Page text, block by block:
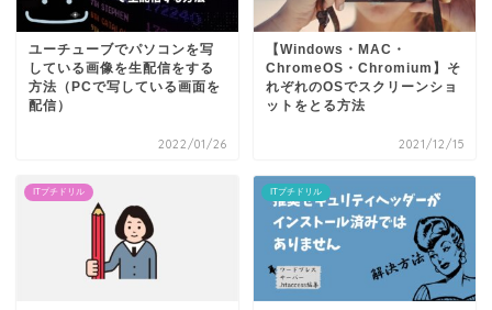
ユーチューブでパソコンを写
している画像を生配信をする
方法（PCで写している画面を
配信）
2022/01/26
【Windows・MAC・
ChromeOS・Chromium】そ
れぞれのOSでスクリーンショ
ットをとる方法
2021/12/15
ITプチドリル ITプチドリル